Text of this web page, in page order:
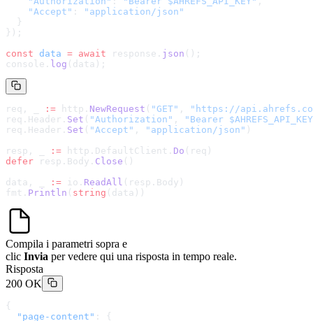
    "Accept"
:
"application/json"
  }
});
const data = await response. json ();
console. log (data);
req, _ := http. NewRequest ( "GET" , " https://
req.Header. Set ( "Authorization" ,
"Bearer
req.Header. Set ( "Accept" , "application/json" )
resp, _
:= http.DefaultClient. Do (req)
defer resp.Body. Close ()
data, _
:= io. ReadAll (resp.Body)
fmt. Println ( string (data))
Compila i parametri sopra e
clic Invia per vedere qui una risposta in tempo reale.
Risposta
200 OK
{
  "page-content"
: {